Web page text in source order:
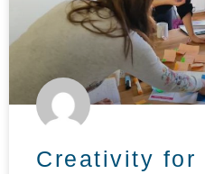
Creativity for